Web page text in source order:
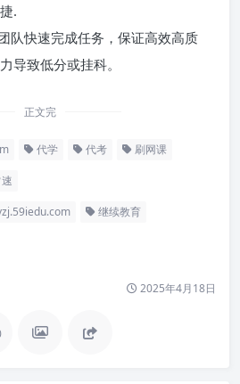
.
队快速完成任务，保证高效高质
导致低分或挂科。
正文完
代学 代考 刷网课
继续教育
2025年4月18日